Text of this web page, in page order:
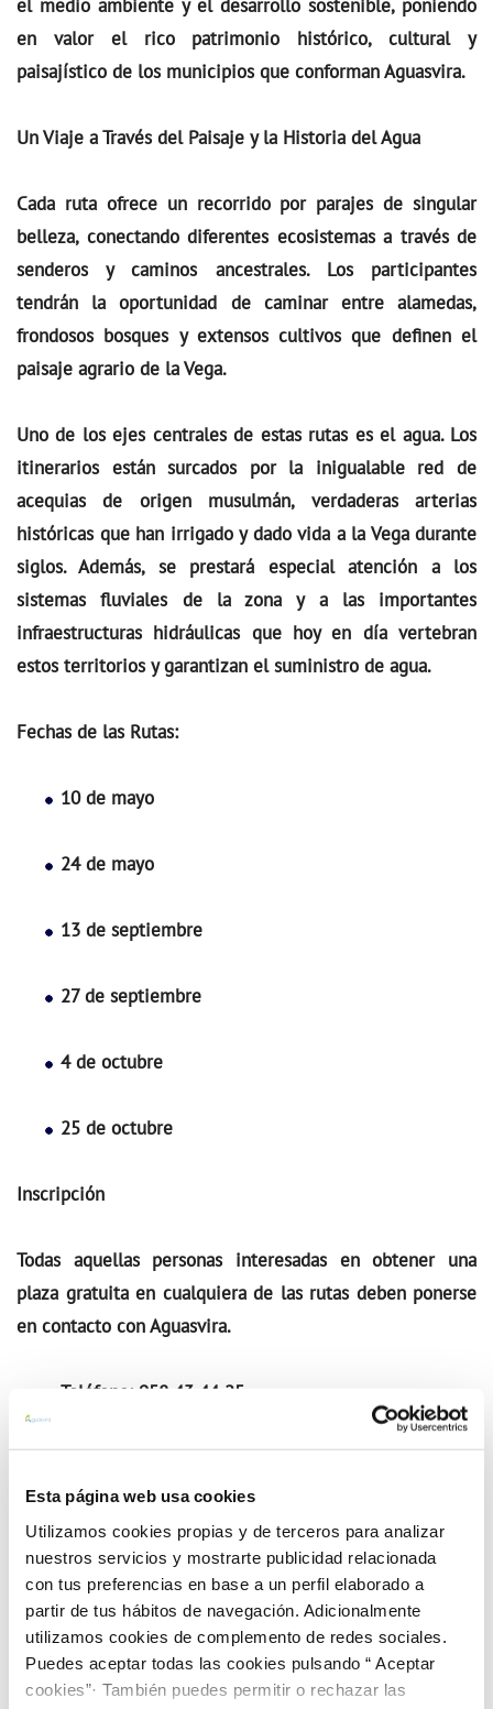
Esta página web usa cookies
Utilizamos cookies propias y de terceros para analizar
nuestros servicios y mostrarte publicidad relacionada
con tus preferencias en base a un perfil elaborado a
partir de tus hábitos de navegación. Adicionalmente
utilizamos cookies de complemento de redes sociales.
Puedes aceptar todas las cookies pulsando “ Aceptar
cookies”· También puedes permitir o rechazar las
en valor el rico patrimonio histórico, cultural y
paisajístico de los municipios que conforman Aguasvira.
Un Viaje a Través del Paisaje y la Historia del Agua
Cada ruta ofrece un recorrido por parajes de singular
belleza, conectando diferentes ecosistemas a través de
senderos y caminos ancestrales. Los participantes
tendrán la oportunidad de caminar entre alamedas,
frondosos bosques y extensos cultivos que definen el
paisaje agrario de la Vega.
Uno de los ejes centrales de estas rutas es el agua. Los
itinerarios están surcados por la inigualable red de
acequias de origen musulmán, verdaderas arterias
históricas que han irrigado y dado vida a la Vega durante
siglos. Además, se prestará especial atención a los
sistemas fluviales de la zona y a las importantes
infraestructuras hidráulicas que hoy en día vertebran
estos territorios y garantizan el suministro de agua.
Fechas de las Rutas:
10 de mayo
24 de mayo
13 de septiembre
27 de septiembre
4 de octubre
25 de octubre
Inscripción
Todas aquellas personas interesadas en obtener una
plaza gratuita en cualquiera de las rutas deben ponerse
en contacto con Aguasvira.
Teléfono: 958 43 44 25
Horario de atención: De 12:00h a 14:00h, de lunes a
viernes.
Condiciones de Participación
Se concederá un máximo de dos invitaciones por
persona hasta completar el cupo total.